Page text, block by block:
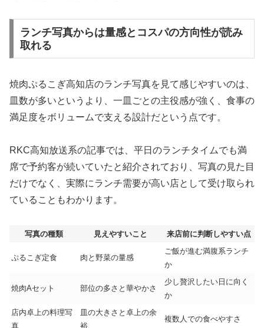
ランチ写真からは量感とコスパの方向性が読み
取れる
焼肉ぷるこぎ高知店のランチ写真を見て感じやすいのは、
皿数が多いというより、一皿ごとの主役感が強く、食事の
満足度をボリュームで支える設計だという点です。
RKC高知放送系の記事では、平日のランチタイムでも満
席で予約客が続いていたと紹介されており、写真の見た目
だけでなく、実際にランチ需要が高い店として受け取られ
ていることもわかります。
写真の種類 見えやすいこと 来店前に判断しやすい点
ぷるこぎ定食 肉と野菜の量感
ご飯が進む満腹系ランチ
か
焼肉Aセット 部位の多さと華やかさ
少し贅沢したい日に向く
か
店内卓上の料理写
真
皿の大きさと卓上の余
裕
複数人での食べやすさ